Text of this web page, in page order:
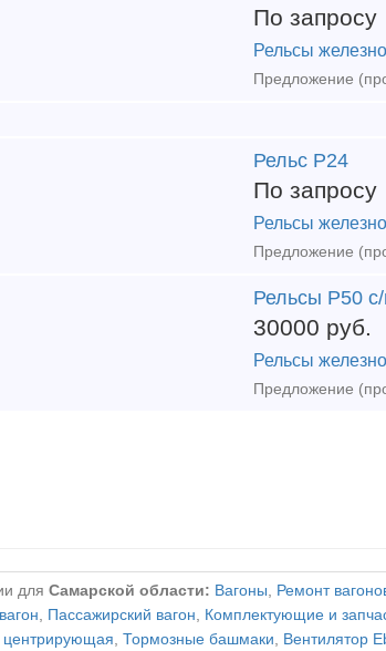
По запросу
Рельсы
Предложение
Рельс Р24
По запросу
Рельсы
Предложение
Рельсы Р50
30000 руб.
Рельсы
для Самарской области: Вагоны, Ремонт
, Пассажирский вагон, Комплектующие и
центрирующая, Тормозные башмаки, Вентилятор